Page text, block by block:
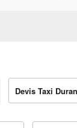
Devis Taxi Duran